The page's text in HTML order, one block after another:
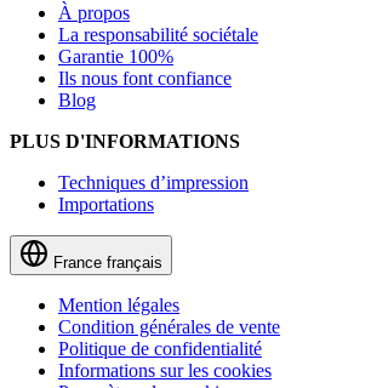
À propos
La responsabilité sociétale
Garantie 100%
Ils nous font confiance
Blog
PLUS D'INFORMATIONS
Techniques d’impression
Importations
France français
Mention légales
Condition générales de vente
Politique de confidentialité
Informations sur les cookies